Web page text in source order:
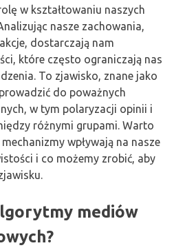
w kształtowaniu naszych
nasze zachowania,
dostarczają nam
które często ograniczają nas
To zjawisko, znane jako
do poważnych
w tym polaryzacji opinii i
różnymi grupami. Warto
wpływają na nasze
i co możemy zrobić, aby
mediów